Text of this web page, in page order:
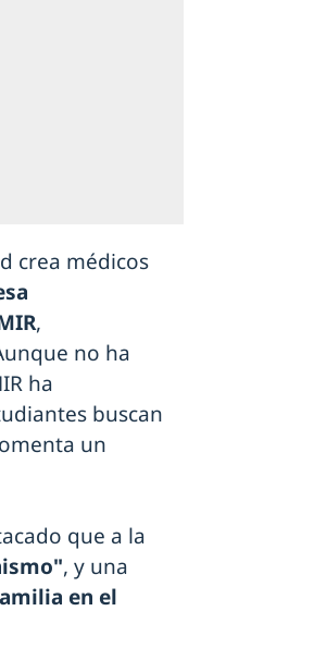
crea médicos
,
no ha
ha
buscan
un
que a la
, y una
en el